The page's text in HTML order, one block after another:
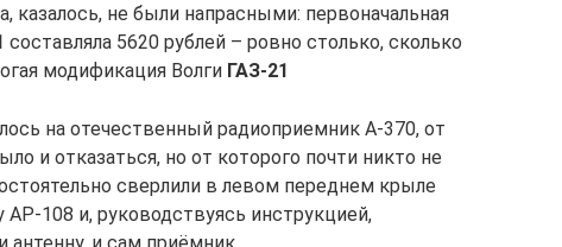
казалось, не были напрасными: первоначальная
составляла 5620 рублей – ровно столько, сколько
модификация Волги ГАЗ-21
на отечественный радиоприемник А-370, от
и отказаться, но от которого почти никто не
сверлили в левом переднем крыле
108 и, руководствуясь инструкцией,